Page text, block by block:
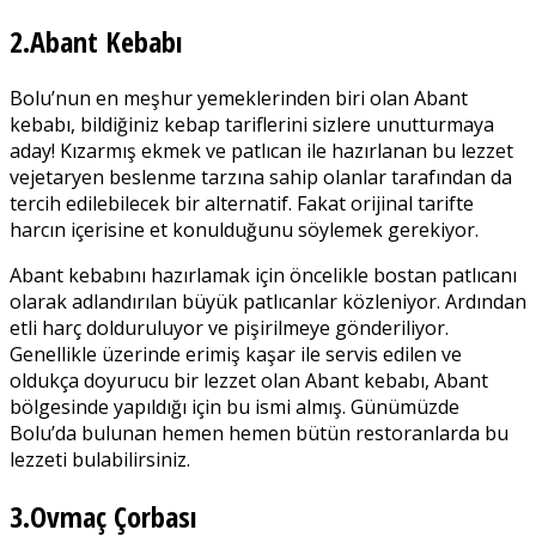
2.Abant Kebabı
Bolu’nun en meşhur yemeklerinden biri olan Abant
kebabı, bildiğiniz kebap tariflerini sizlere unutturmaya
aday! Kızarmış ekmek ve patlıcan ile hazırlanan bu lezzet
vejetaryen beslenme tarzına sahip olanlar tarafından da
tercih edilebilecek bir alternatif. Fakat orijinal tarifte
harcın içerisine et konulduğunu söylemek gerekiyor.
Abant kebabını hazırlamak için öncelikle bostan patlıcanı
olarak adlandırılan büyük patlıcanlar közleniyor. Ardından
etli harç dolduruluyor ve pişirilmeye gönderiliyor.
Genellikle üzerinde erimiş kaşar ile servis edilen ve
oldukça doyurucu bir lezzet olan Abant kebabı, Abant
bölgesinde yapıldığı için bu ismi almış. Günümüzde
Bolu’da bulunan hemen hemen bütün restoranlarda bu
lezzeti bulabilirsiniz.
3.Ovmaç Çorbası